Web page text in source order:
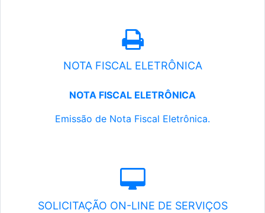
NOTA FISCAL ELETRÔNICA
NOTA FISCAL ELETRÔNICA
Emissão de Nota Fiscal Eletrônica.
SOLICITAÇÃO ON-LINE DE SERVIÇOS